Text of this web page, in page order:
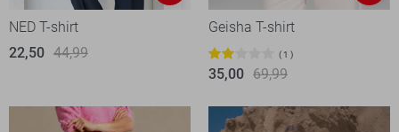
NED T-shirt
22,50 44,99
Geisha T-shirt
1
35,00 69,99